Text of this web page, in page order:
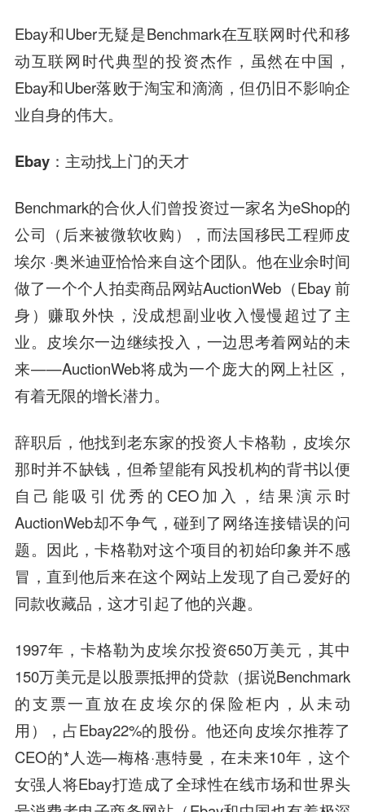
Ebay和Uber无疑是Benchmark在互联网时代和移
动互联网时代典型的投资杰作，虽然在中国，
Ebay和Uber落败于淘宝和滴滴，但仍旧不影响企
业自身的伟大。
Ebay：主动找上门的天才
Benchmark的合伙人们曾投资过一家名为eShop的
公司（后来被微软收购），而法国移民工程师皮
埃尔 ·奥米迪亚恰恰来自这个团队。他在业余时间
做了一个个人拍卖商品网站AuctionWeb（Ebay 前
身）赚取外快，没成想副业收入慢慢超过了主
业。皮埃尔一边继续投入，一边思考着网站的未
来——AuctionWeb将成为一个庞大的网上社区，
有着无限的增长潜力。
辞职后，他找到老东家的投资人卡格勒，皮埃尔
那时并不缺钱，但希望能有风投机构的背书以便
自己能吸引优秀的CEO加入，结果演示时
AuctionWeb却不争气，碰到了网络连接错误的问
题。因此，卡格勒对这个项目的初始印象并不感
冒，直到他后来在这个网站上发现了自己爱好的
同款收藏品，这才引起了他的兴趣。
1997年，卡格勒为皮埃尔投资650万美元，其中
150万美元是以股票抵押的贷款（据说Benchmark
的支票一直放在皮埃尔的保险柜内，从未动
用），占Ebay22%的股份。他还向皮埃尔推荐了
CEO的*人选—梅格·惠特曼，在未来10年，这个
女强人将Ebay打造成了全球性在线市场和世界头